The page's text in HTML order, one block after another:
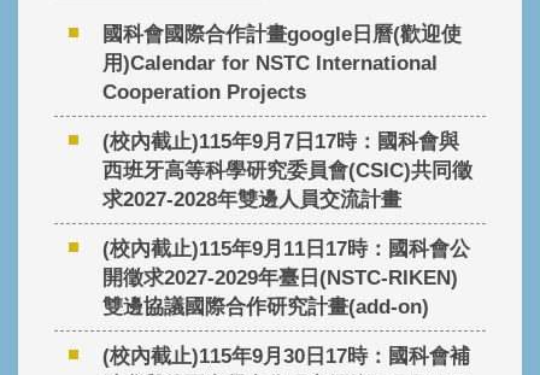
國科會國際合作計畫google日曆(歡迎使
用)Calendar for NSTC International
Cooperation Projects
(校內截止)115年9月7日17時：國科會與
西班牙高等科學研究委員會(CSIC)共同徵
求2027-2028年雙邊人員交流計畫
(校內截止)115年9月11日17時：國科會公
開徵求2027-2029年臺日(NSTC-RIKEN)
雙邊協議國際合作研究計畫(add-on)
(校內截止)115年9月30日17時：國科會補